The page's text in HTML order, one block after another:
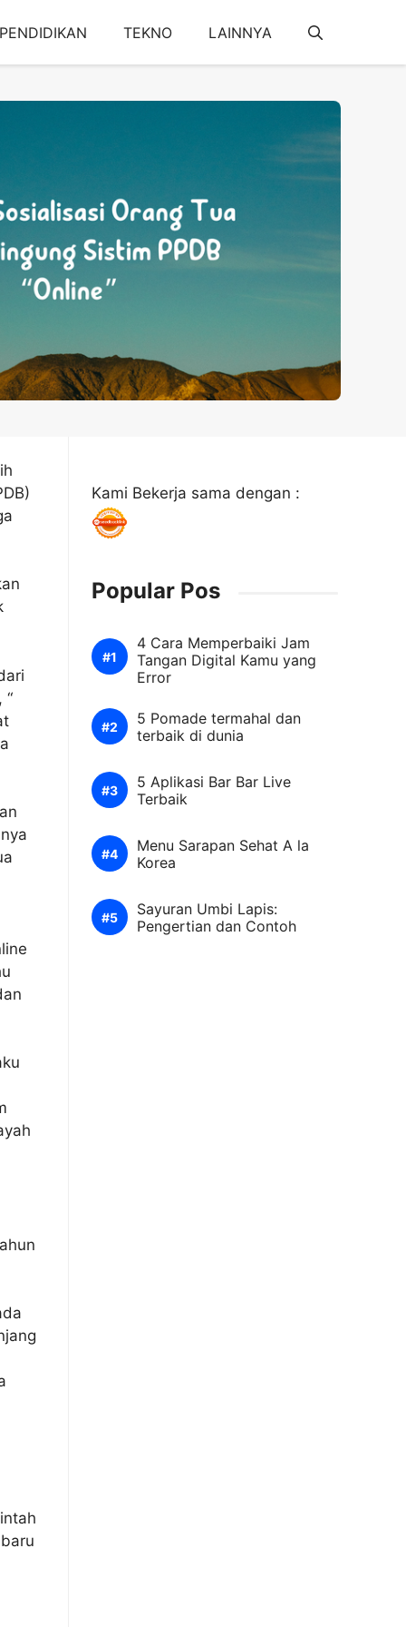
PENDIDIKAN TEKNO LAINNYA
“
Kami Bekerja sama dengan :
Popular Pos
4 Cara Memperbaiki Jam
Tangan Digital Kamu yang
Error
5 Pomade termahal dan
terbaik di dunia
5 Aplikasi Bar Bar Live
Terbaik
Menu Sarapan Sehat A la
Korea
Sayuran Umbi Lapis:
Pengertian dan Contoh